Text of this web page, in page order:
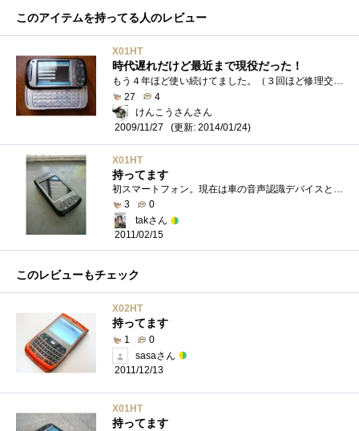
このアイテムを持ってる人のレビュー
X01HT
時代遅れだけど最近まで現役だった！
もう４年ほど使い続けてました。（３回ほど修理交換していますが・・・）2010/07月から12月まで、仕事の関係で長崎の離島に短期赴任中で・・・�...
27
4
けんこうさんさん
2009/11/27
(更新: 2014/01/24)
X01HT
持ってます
3
0
takさん
2011/02/15
このレビューもチェック
X02HT
持ってます
1
0
sasaさん
2011/12/13
X01HT
持ってます